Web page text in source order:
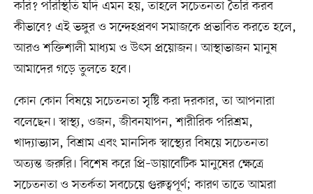
করি? পরিস্থিতি যদি এমন হয়, তাহলে সচেতনতা তৈরি করব
কীভাবে? এই ভঙ্গুর ও সন্দেহপ্রবণ সমাজকে প্রভাবিত করতে হলে,
আরও শক্তিশালী মাধ্যম ও উৎস প্রয়োজন। আস্থাভাজন মানুষ
আমাদের গড়ে তুলতে হবে।
কোন কোন বিষয়ে সচেতনতা সৃষ্টি করা দরকার, তা আপনারা
বলেছেন। স্বাস্থ্য, ওজন, জীবনযাপন, শারীরিক পরিশ্রম,
খাদ্যাভ্যাস, বিশ্রাম এবং মানসিক স্বাস্থ্যের বিষয়ে সচেতনতা
অত্যন্ত জরুরি। বিশেষ করে প্রি–ডায়াবেটিক মানুষের ক্ষেত্রে
সচেতনতা ও সতর্কতা সবচেয়ে গুরুত্বপূর্ণ; কারণ তাতে আমরা